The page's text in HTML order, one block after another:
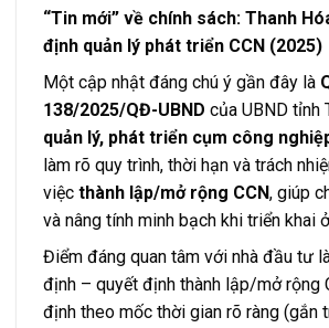
“Tin mới” về chính sách: Thanh
định quản lý phát triển CCN (2025)
Một cập nhật đáng chú ý gần đây là
138/2025/QĐ-UBND của UBND tỉnh
quản lý, phát triển cụm công
làm rõ quy trình, thời hạn và trách
việc thành lập/mở rộng CCN, giúp
và nâng tính minh bạch khi triển khai
Điểm đáng quan tâm với nhà đầu tư
định – quyết định thành lập/mở rộng
định theo mốc thời gian rõ ràng (gắn